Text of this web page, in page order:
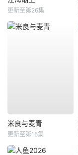
更新至第26集
米良与麦青
更新至第15集